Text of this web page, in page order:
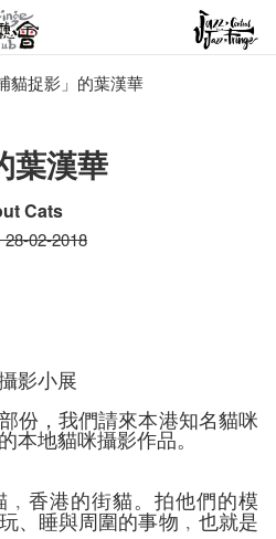
貓捉影」的葉漢華
葉漢華
Cats
02-2018
影小展
份，我們請來本港知名貓咪
本地貓咪攝影作品。
﹐香港的街貓。拍他們的模
、睡與周圍的事物﹐也就是